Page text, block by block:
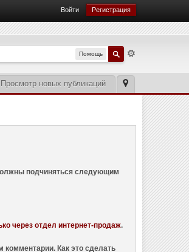
Войти Регистрация
Помощь
Просмотр новых публикаций
подчиняться следующим
через отдел интернет-продаж.
комментарии. Как это сделать